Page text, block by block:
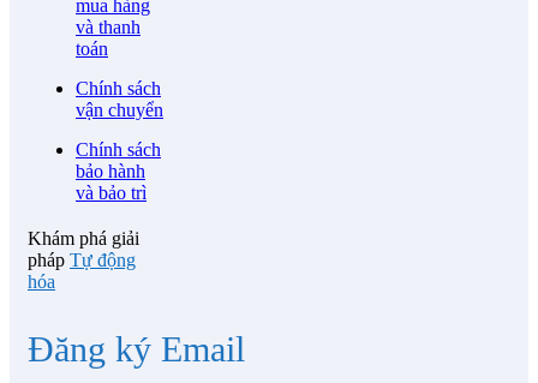
mua hàng
và thanh
toán
Chính sách
vận chuyển
Chính sách
bảo hành
và bảo trì
Khám phá giải
pháp Tự động
hóa
Đăng ký Email